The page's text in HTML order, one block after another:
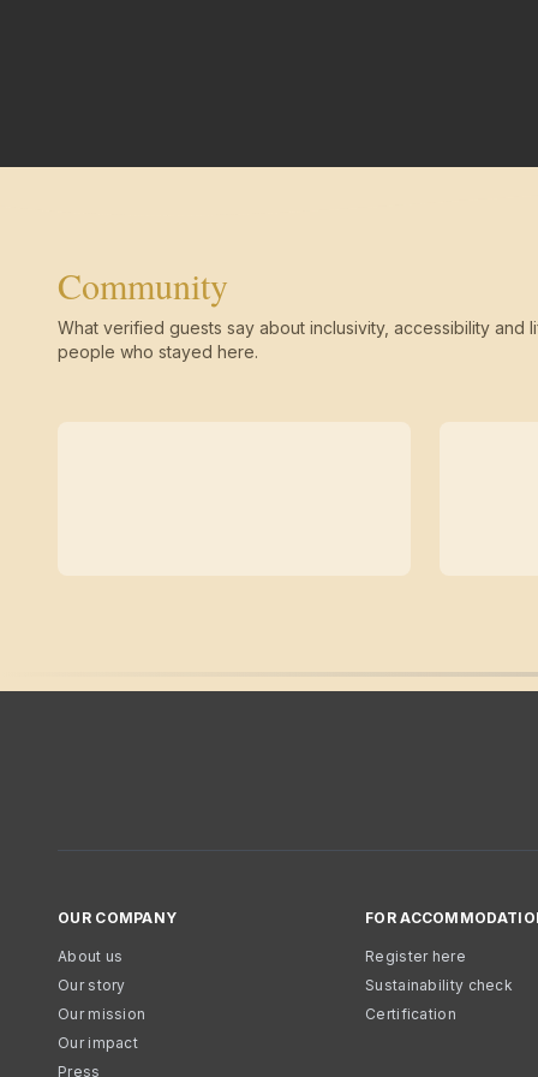
Community
What verified guests say about inclusivity, accessibility and
people who stayed here.
OUR COMPANY
About us
Our story
Our mission
Our impact
Press
FOR
Register here
Sustainability check
Certification